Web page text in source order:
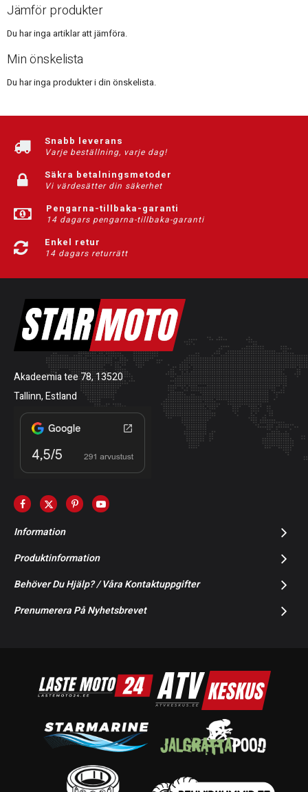
Jämför produkter
Du har inga artiklar att jämföra.
Min önskelista
Du har inga produkter i din önskelista.
Snabb leverans
Varje beställning, varje dag!
Säkra betalningsmetoder
Vi värdesätter din säkerhet
Pengarna-tillbaka-garanti
14 dagars pengarna-tillbaka-garanti
Enkel retur
14 dagars returrätt
Akadeemia tee 78, 13520
Tallinn, Estland
Information
Produktinformation
Behöver Du Hjälp? / Våra Kontaktuppgifter
Prenumerera På Nyhetsbrevet